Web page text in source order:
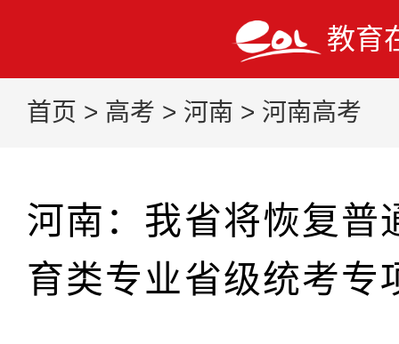
教育
首页 > 高考 > 河南 > 河南高考
河南：我省将恢复普
育类专业省级统考专